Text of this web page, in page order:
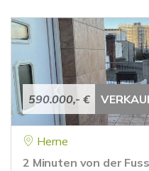
590.000,- €
Herne
2 Minuten von der